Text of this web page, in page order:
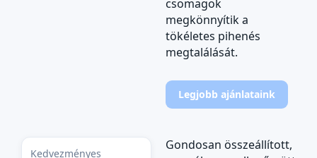
csomagok
megkönnyítik a
tökéletes pihenés
megtalálását.
Legjobb ajánlataink
Kedvezményes
Gondosan összeállított,